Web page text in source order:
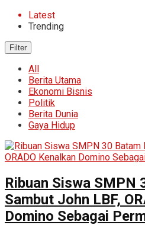
Latest
Trending
Filter
All
Berita Utama
Ekonomi Bisnis
Politik
Berita Dunia
Gaya Hidup
Ribuan Siswa SMPN
Sambut John LBF,
Domino Sebagai